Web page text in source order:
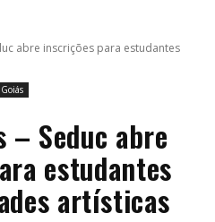
abre inscrições para estudantes
Goiás
– Seduc abre
estudantes
artísticas